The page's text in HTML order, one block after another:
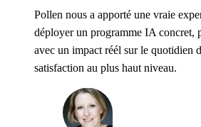
Pollen nous a apporté une vraie
déployer un programme IA concret,
avec un impact réél sur le quotidien
satisfaction au plus haut niveau.